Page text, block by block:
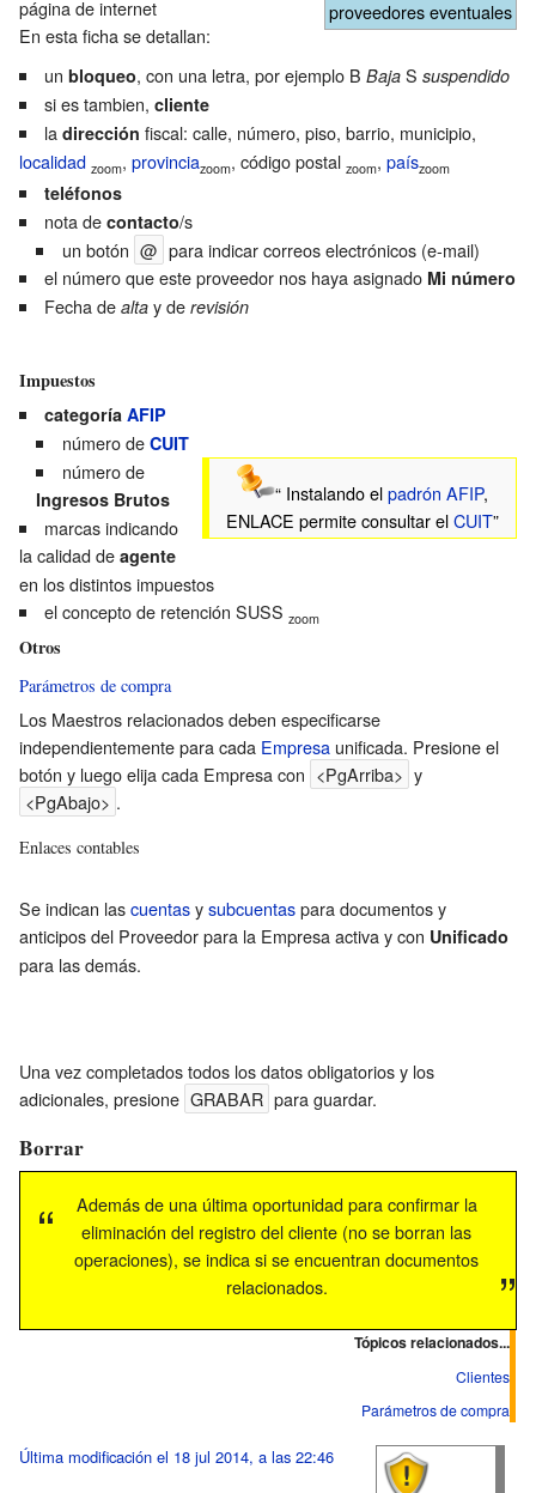
proveedores eventuales
página de internet
En esta ficha se detallan:
unbloqueo, con una letra, por ejemplo BBaja Ssuspendido
si es tambien,cliente
ladirección fiscal: calle, número, piso, barrio, municipio,
localidad zoom, provinciazoom, código postal zoom, paíszoom
teléfonos
nota decontacto/s
un botón @ para indicar correos electrónicos (e-mail)
el número que este proveedor nos haya asignado Mi número
Fecha dealta y derevisión
Impuestos
categoríaAFIP
número de CUIT
“ Instalando elpadrón AFIP,
ENLACE permite consultar elCUIT”
número de
Ingresos Brutos
marcas indicando
la calidad de agente
en los distintos impuestos
elconcepto de retención SUSS zoom
Otros
Parámetros de compra
Los Maestros relacionados deben especificarse
independientemente para cada Empresa unificada. Presione el
botón y luego elija cada Empresa con <PgArriba> y
<PgAbajo> .
Enlaces contables
Se indican lascuentasysubcuentaspara documentos y
anticipos del Proveedor para la Empresa activa y con Unificado
para las demás.
Una vez completados todos los datos obligatorios y los
adicionales, presione GRABAR para guardar.
Borrar
Además de una última oportunidad para confirmar la
eliminación del registro del cliente (no se borran las
operaciones), se indica si se encuentran documentos
relacionados.
Tópicos relacionados...
Clientes
Parámetros de compra
Última modificación el 18 jul 2014, a las 22:46